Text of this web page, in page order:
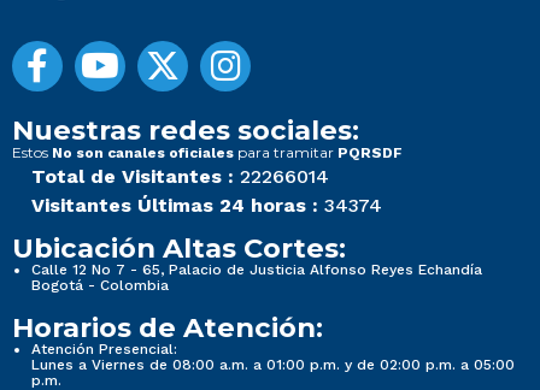
Nuestras redes sociales:
Estos No son canales oficiales para tramitar PQRSDF
Total de Visitantes : 22266014
Visitantes Últimas 24 horas : 34374
Ubicación Altas Cortes:
Calle 12 No 7 - 65, Palacio de Justicia Alfonso Reyes Echandía
Bogotá - Colombia
Horarios de Atención:
Atención Presencial:
Lunes a Viernes de 08:00 a.m. a 01:00 p.m. y de 02:00 p.m. a 05:00
p.m.